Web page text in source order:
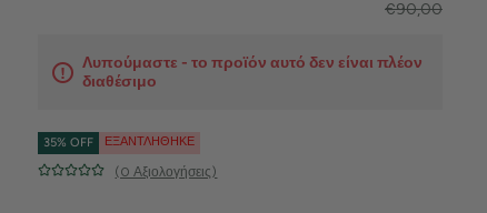
€90,00
Λυπούμαστε - το προϊόν αυτό δεν είναι πλέον
διαθέσιμο
35% OFF ΕΞΑΝΤΛΉΘΗΚΕ
(0 Αξιολογήσεις)